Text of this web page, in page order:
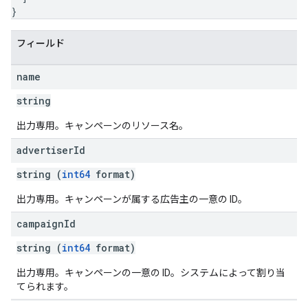
}
フィールド
name
string
出力専用。キャンペーンのリソース名。
advertiserId
string (int64 format)
出力専用。キャンペーンが属する広告主の一意の ID。
campaignId
string (int64 format)
出力専用。キャンペーンの一意の ID。システムによって割り当
てられます。